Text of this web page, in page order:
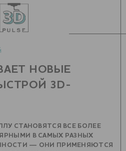
НОВЫЕ
3D-
СТАНОВЯТСЯ ВСЕ БОЛЕЕ
В САМЫХ РАЗНЫХ
— ОНИ ПРИМЕНЯЮТСЯ